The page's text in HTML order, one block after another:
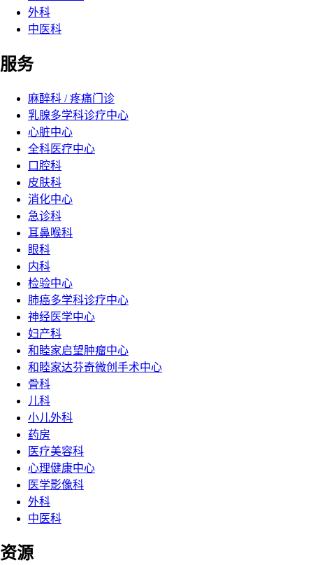
外科
中医科
服务
麻醉科 / 疼痛门诊
乳腺多学科诊疗中心
心脏中心
全科医疗中心
口腔科
皮肤科
消化中心
急诊科
耳鼻喉科
眼科
内科
检验中心
肺癌多学科诊疗中心
神经医学中心
妇产科
和睦家启望肿瘤中心
和睦家达芬奇微创手术中心
骨科
儿科
小儿外科
药房
医疗美容科
心理健康中心
医学影像科
外科
中医科
资源